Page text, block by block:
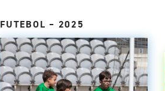
FUTEBOL – 2025